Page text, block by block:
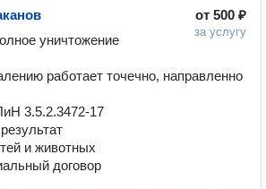
от 500 ₽
за услугу
уничтожение
работает точечно, направленно
3.5.2.3472-17
и животных
договор